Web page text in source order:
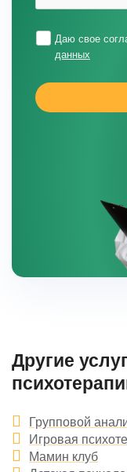
Даю свое
данных
Другие
Групповой
Игровая
Мамин клуб